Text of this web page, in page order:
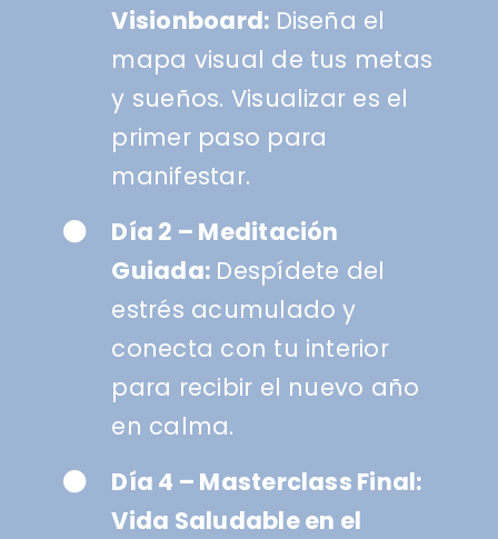
Visionboard: Diseña el
mapa visual de tus metas
y sueños. Visualizar es el
primer paso para
manifestar.
Día 2 – Meditación
Guiada: Despídete del
estrés acumulado y
conecta con tu interior
para recibir el nuevo año
en calma.
Día 4 – Masterclass Final:
Vida Saludable en el